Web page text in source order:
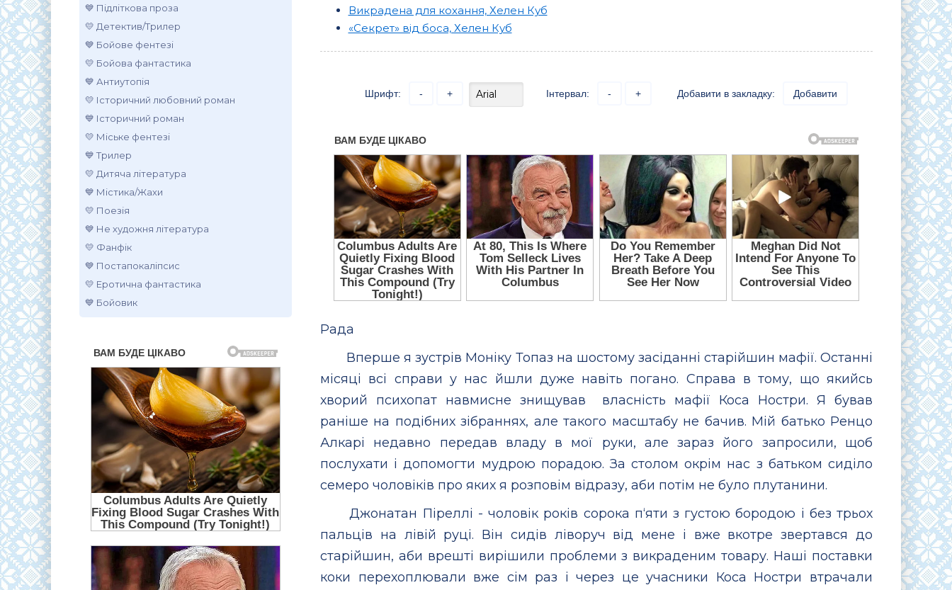
💙 Підліткова проза
💛 Детектив/Трилер
💙 Бойове фентезі
💛 Бойова фантастика
💙 Антиутопія
💛 Історичний любовний роман
💙 Історичний роман
💛 Міське фентезі
💙 Трилер
💛 Дитяча література
💙 Містика/Жахи
💛 Поезія
💙 Не художня література
💛 Фанфік
💙 Постапокаліпсис
💛 Еротична фантастика
💙 Бойовик
Викрадена для кохання, Хелен Куб
«Секрет» від боса, Хелен Куб
Шрифт: - + Інтервал: - + Добавити в закладку: Добавити
Рада
Вперше я зустрів Моніку Топаз на шостому засіданні старійшин мафії. Останні
місяці всі справи у нас йшли дуже навіть погано. Справа в тому, що якийсь
хворий психопат навмисне знищував власність мафії Коса Ностри. Я бував
раніше на подібних зібраннях, але такого масштабу не бачив. Мій батько Ренцо
Алкарі недавно передав владу в мої руки, але зараз його запросили, щоб
послухати і допомогти мудрою порадою. За столом окрім нас з батьком сиділо
семеро чоловіків про яких я розповім відразу, аби потім не було плутанини.
Джонатан Піреллі - чоловік років сорока п‘яти з густою бородою і без трьох
пальців на лівій руці. Він сидів ліворуч від мене і вже вкотре звертався до
старійшин, аби врешті вирішили проблеми з викраденим товару. Наші поставки
коки перехоплювали вже сім раз і через це учасники Коса Ностри втрачали